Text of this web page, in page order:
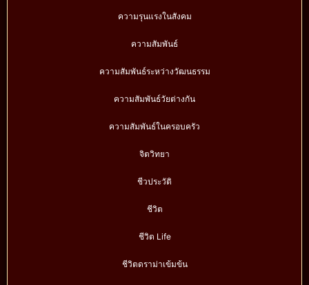
ความรุนแรงในสังคม
ความสัมพันธ์
ความสัมพันธ์ระหว่างวัฒนธรรม
ความสัมพันธ์วัยต่างกัน
ความสัมพันธ์ในครอบครัว
จิตวิทยา
ชีวประวัติ
ชีวิต
ชีวิต Life
ชีวิตดราม่าเข้มข้น